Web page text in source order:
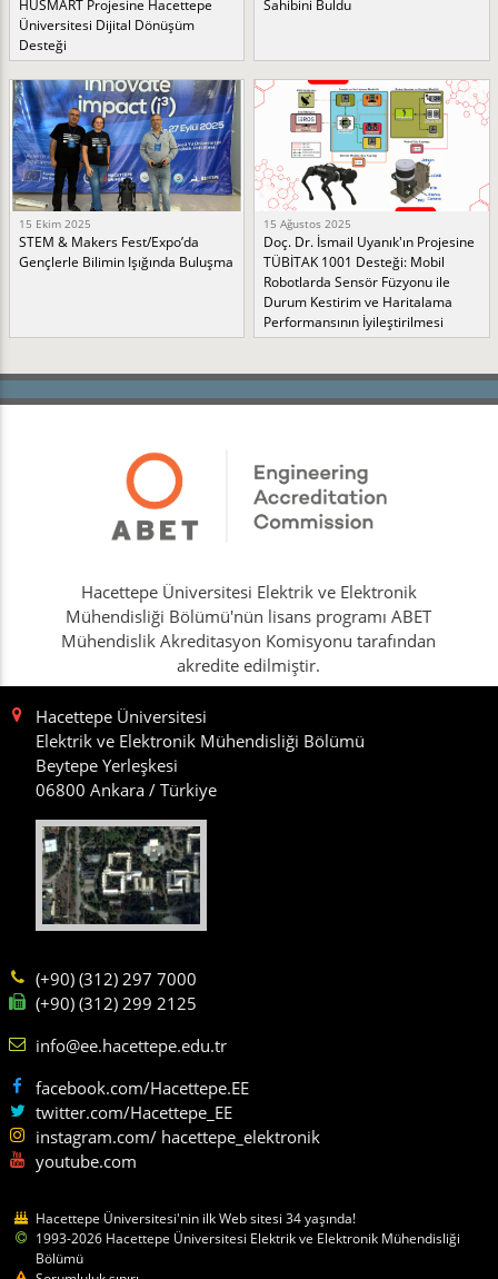
HÜSMART Projesine Hacettepe
Üniversitesi Dijital Dönüşüm
Desteği
Sahibini Buldu
15 Ekim 2025
STEM & Makers Fest/Expo’da
Gençlerle Bilimin Işığında Buluşma
15 Ağustos 2025
Doç. Dr. İsmail Uyanık'ın Projesine
TÜBİTAK 1001 Desteği: Mobil
Robotlarda Sensör Füzyonu ile
Durum Kestirim ve Haritalama
Performansının İyileştirilmesi
Hacettepe Üniversitesi Elektrik ve Elektronik
Mühendisliği Bölümü'nün lisans programı ABET
Mühendislik Akreditasyon Komisyonu tarafından
akredite edilmiştir.
Hacettepe Üniversitesi
Elektrik ve Elektronik Mühendisliği Bölümü
Beytepe Yerleşkesi
06800 Ankara / Türkiye
(+90) (312) 297 7000
(+90) (312) 299 2125
info@ee.hacettepe.edu.tr
facebook.com/Hacettepe.EE
twitter.com/Hacettepe_EE
instagram.com/ hacettepe_elektronik
youtube.com
Hacettepe Üniversitesi'nin ilk Web sitesi 34 yaşında!
1993-2026 Hacettepe Üniversitesi Elektrik ve Elektronik Mühendisliği
Bölümü